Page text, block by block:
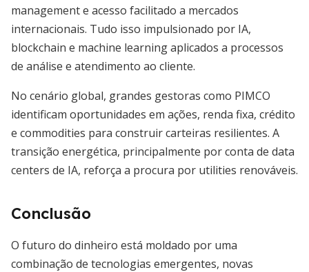
management e acesso facilitado a mercados
internacionais. Tudo isso impulsionado por IA,
blockchain e machine learning aplicados a processos
de análise e atendimento ao cliente.
No cenário global, grandes gestoras como PIMCO
identificam oportunidades em ações, renda fixa, crédito
e commodities para construir carteiras resilientes. A
transição energética, principalmente por conta de data
centers de IA, reforça a procura por utilities renováveis.
Conclusão
O futuro do dinheiro está moldado por uma
combinação de tecnologias emergentes, novas